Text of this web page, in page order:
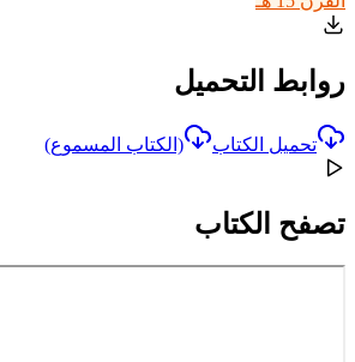
روابط التحميل
تحميل الكتاب (الكتاب المسموع)
تصفح الكتاب